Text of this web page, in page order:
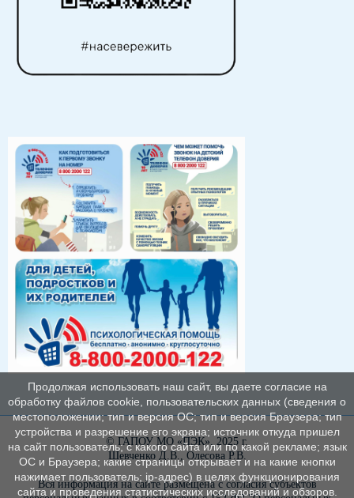
© ГАПОУ МО «ПЭК», 2025 г.
Шевченко Д.В., Олесова Р.В.
Вся информация на сайте размещена с согласия субъектов
Продолжая использовать наш сайт, вы даете согласие на
обработку файлов cookie, пользовательских данных (сведения о
местоположении; тип и версия ОС; тип и версия Браузера; тип
устройства и разрешение его экрана; источник откуда пришел
на сайт пользователь; с какого сайта или по какой рекламе; язык
ОС и Браузера; какие страницы открывает и на какие кнопки
нажимает пользователь; ip-адрес) в целях функционирования
сайта и проведения статистических исследований и обзоров.